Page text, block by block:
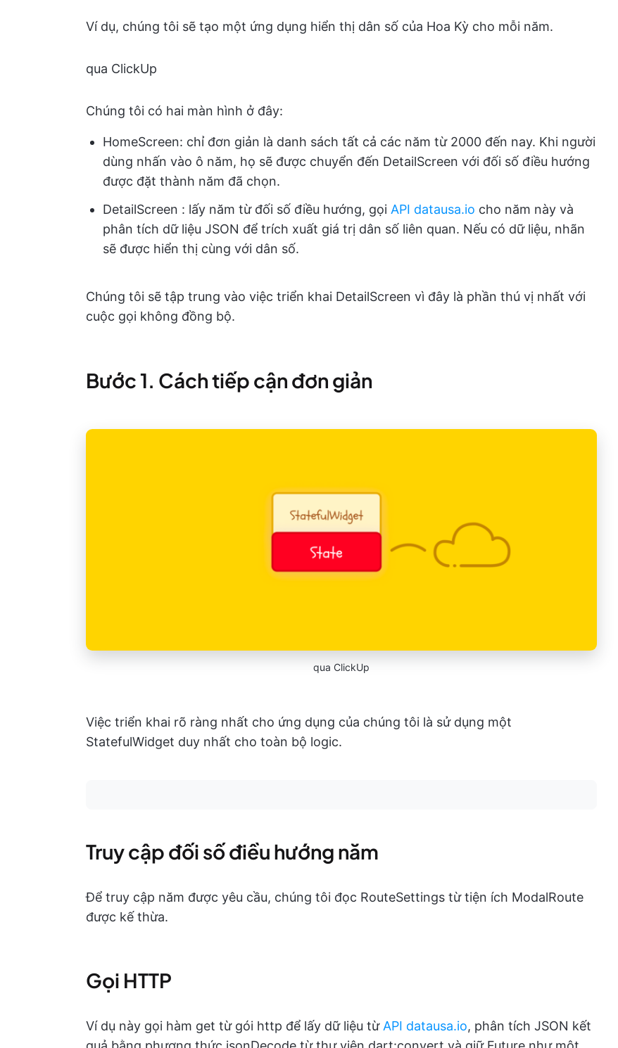
Ví dụ, chúng tôi sẽ tạo một ứng dụng hiển thị dân số của Hoa Kỳ cho mỗi năm.
qua ClickUp
Chúng tôi có hai màn hình ở đây:
HomeScreen: chỉ đơn giản là danh sách tất cả các năm từ 2000 đến nay. Khi người
dùng nhấn vào ô năm, họ sẽ được chuyển đến DetailScreen với đối số điều hướng
được đặt thành năm đã chọn.
DetailScreen : lấy năm từ đối số điều hướng, gọi API datausa.io cho năm này và
phân tích dữ liệu JSON để trích xuất giá trị dân số liên quan. Nếu có dữ liệu, nhãn
sẽ được hiển thị cùng với dân số.
Chúng tôi sẽ tập trung vào việc triển khai DetailScreen vì đây là phần thú vị nhất với
cuộc gọi không đồng bộ.
Bước 1. Cách tiếp cận đơn giản
qua ClickUp
Việc triển khai rõ ràng nhất cho ứng dụng của chúng tôi là sử dụng một
StatefulWidget duy nhất cho toàn bộ logic.
Truy cập đối số điều hướng năm
Để truy cập năm được yêu cầu, chúng tôi đọc RouteSettings từ tiện ích ModalRoute
được kế thừa.
Gọi HTTP
Ví dụ này gọi hàm get từ gói http để lấy dữ liệu từ API datausa.io, phân tích JSON kết